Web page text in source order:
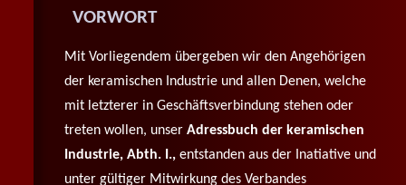
VORWORT
Mit Vorliegendem übergeben wir den Angehörigen
der keramischen Industrie und allen Denen, welche
mit letzterer in Geschäftsverbindung stehen oder
treten wollen, unserAdressbuch der keramischen
Industrie, Abth. I., entstanden aus der Inatiative und
unter gültiger Mitwirkung des Verbandes